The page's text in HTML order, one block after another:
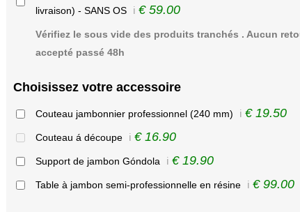
livraison) - SANS OS
ℹ️ € 59.00
Vérifiez le sous vide des produits tranchés . Aucun
accepté passé 48h
Choisissez votre accessoire
Couteau jambonnier professionnel (240 mm) ℹ️ € 19.50
Couteau á découpe ℹ️ € 16.90
Support de jambon Góndola ℹ️ € 19.90
Table à jambon semi-professionnelle en résine ℹ️ € 99.00